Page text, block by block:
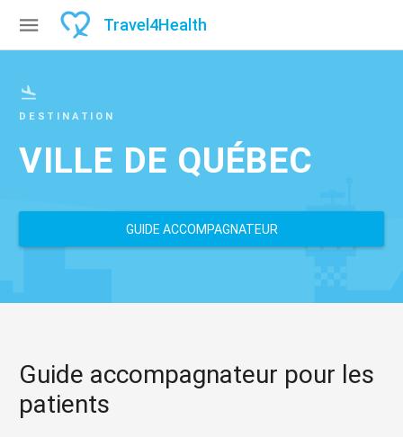
 Travel4Health

DESTINATION
VILLE DE QUÉBEC
GUIDE ACCOMPAGNATEUR
Guide accompagnateur pour les
patients